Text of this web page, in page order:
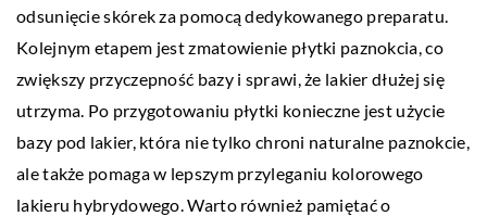
odsunięcie skórek za pomocą dedykowanego preparatu.
Kolejnym etapem jest zmatowienie płytki paznokcia, co
zwiększy przyczepność bazy i sprawi, że lakier dłużej się
utrzyma. Po przygotowaniu płytki konieczne jest użycie
bazy pod lakier, która nie tylko chroni naturalne paznokcie,
ale także pomaga w lepszym przyleganiu kolorowego
lakieru hybrydowego. Warto również pamiętać o